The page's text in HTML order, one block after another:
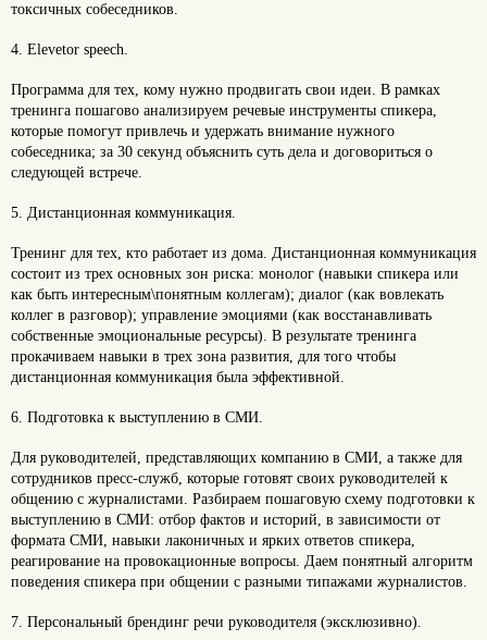
токсичных собеседников.
4. Elevetor speech.
Программа для тех, кому нужно продвигать свои идеи. В рамках
тренинга пошагово анализируем речевые инструменты спикера,
которые помогут привлечь и удержать внимание нужного
собеседника; за 30 секунд объяснить суть дела и договориться о
следующей встрече.
5. Дистанционная коммуникация.
Тренинг для тех, кто работает из дома. Дистанционная коммуникация
состоит из трех основных зон риска: монолог (навыки спикера или
как быть интересным\понятным коллегам); диалог (как вовлекать
коллег в разговор); управление эмоциями (как восстанавливать
собственные эмоциональные ресурсы). В результате тренинга
прокачиваем навыки в трех зона развития, для того чтобы
дистанционная коммуникация была эффективной.
6. Подготовка к выступлению в СМИ.
Для руководителей, представляющих компанию в СМИ, а также для
сотрудников пресс-служб, которые готовят своих руководителей к
общению с журналистами. Разбираем пошаговую схему подготовки к
выступлению в СМИ: отбор фактов и историй, в зависимости от
формата СМИ, навыки лаконичных и ярких ответов спикера,
реагирование на провокационные вопросы. Даем понятный алгоритм
поведения спикера при общении с разными типажами журналистов.
7. Персональный брендинг речи руководителя (эксклюзивно).